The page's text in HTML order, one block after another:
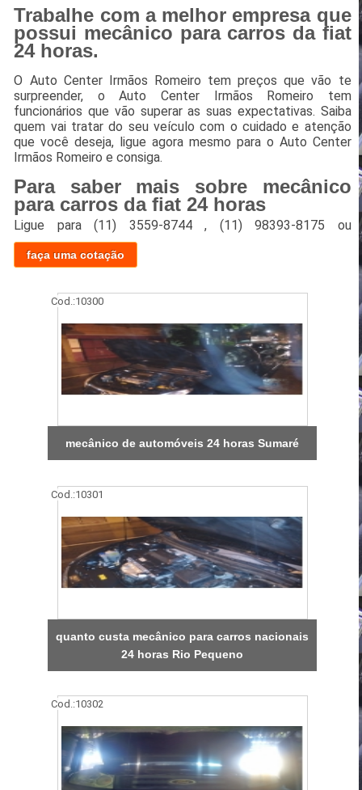
Trabalhe com a melhor empresa que
possui mecânico para carros da fiat
24 horas.
O Auto Center Irmãos Romeiro tem preços que vão te
surpreender, o Auto Center Irmãos Romeiro tem
funcionários que vão superar as suas expectativas. Saiba
quem vai tratar do seu veículo com o cuidado e atenção
que você deseja, ligue agora mesmo para o Auto Center
Irmãos Romeiro e consiga.
Para saber mais sobre mecânico
para carros da fiat 24 horas
Ligue para(11) 3559-8744, (11) 98393-8175 ou
faça uma cotação
Cod.:10300
mecânico de automóveis 24 horas Sumaré
Cod.:10301
quanto custa mecânico para carros nacionais
24 horas Rio Pequeno
Cod.:10302